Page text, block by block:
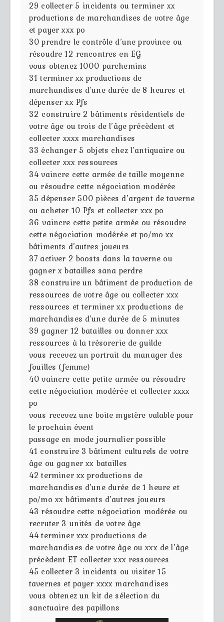
29 collecter 5 incidents ou terminer xx
productions de marchandises de votre âge
et payer xxx po
30 prendre le contrôle d’une province ou
résoudre 12 rencontres en EG
vous obtenez 1000 parchemins
31terminer xx productions de
marchandises d’une durée de 8 heures et
dépenser xx Pfs
32 construire 2 bâtiments résidentiels de
votre âge ou trois de l’âge précèdent et
collecter xxxx marchandises
33 échanger 5 objets chez l’antiquaire ou
collecter xxx ressources
34 vaincre cette armée de taille moyenne
ou résoudre cette négociation modérée
35 dépenser 500 pièces d’argent de taverne
ou acheter 10 Pfs et collecter xxx po
36vaincre cette petite armée ou résoudre
cette négociation modérée et po/mo xx
bâtiments d’autres joueurs
37 activer 2 boosts dans la taverne ou
gagner x batailles sana perdre
38 construire un bâtiment de production de
ressources de votre âge ou collecter xxx
ressources et terminer xx productions de
marchandises d’une durée de 5 minutes
39 gagner 12 batailles ou donner xxx
ressources à la trésorerie de guilde
vous recevez un portrait du manager des
fouilles (femme)
40 vaincre cette petite armée ou résoudre
cette négociation modérée et collecter xxxx
po
vous recevez une boite mystère valable pour
le prochain évent
passage en mode journalier possible
41 construire 3 bâtiment culturels de votre
âge ou gagner xx batailles
42 terminer xx productions de
marchandises d’une durée de 1 heure et
po/mo xx bâtiments d’autres joueurs
43 résoudre cette négociation modérée ou
recruter 3 unités de votre âge
44 terminer xxx productions de
marchandises de votre âge ou xxx de l’âge
précèdent ET collecter xxx ressources
45 collecter 3 incidents ou visiter 15
tavernes et payer xxxx marchandises
vous obtenez un kit de sélection du
sanctuaire des papillons